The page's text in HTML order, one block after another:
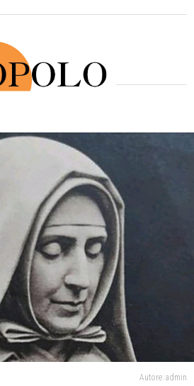
Autore: admin